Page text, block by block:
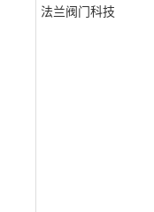
法兰阀门科技